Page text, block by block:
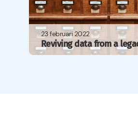
23 februari 2022